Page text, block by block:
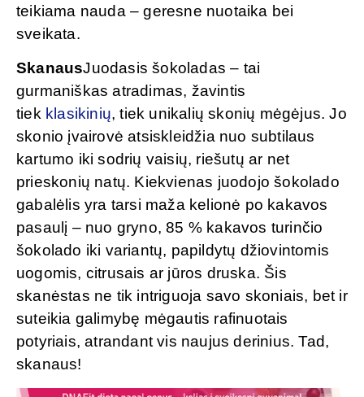
teikiama nauda – geresne nuotaika bei
sveikata.
SkanausJuodasis šokoladas – tai
gurmaniškas atradimas, žavintis
tiek klasikinių, tiek unikalių skonių mėgėjus. Jo
skonio įvairovė atsiskleidžia nuo subtilaus
kartumo iki sodrių vaisių, riešutų ar net
prieskonių natų. Kiekvienas juodojo šokolado
gabalėlis yra tarsi maža kelionė po kakavos
pasaulį – nuo gryno, 85 % kakavos turinčio
šokolado iki variantų, papildytų džiovintomis
uogomis, citrusais ar jūros druska. Šis
skanėstas ne tik intriguoja savo skoniais, bet ir
suteikia galimybę mėgautis rafinuotais
potyriais, atrandant vis naujus derinius. Tad,
skanaus!